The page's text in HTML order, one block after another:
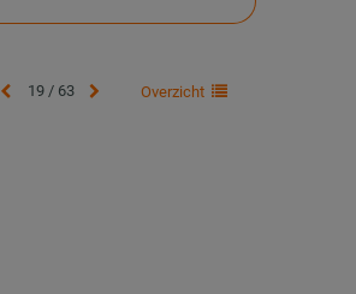
19 / 63 Overzicht